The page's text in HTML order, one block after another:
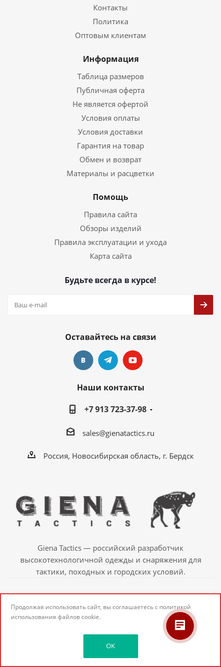
Контакты
Политика
Оптовым клиентам
Информация
Таблица размеров
Публичная оферта
Не является офертой
Условия оплаты
Условия доставки
Гарантия на товар
Обмен и возврат
Материалы и расцветки
Помощь
Правила сайта
Обзоры изделий
Правила эксплуатации и ухода
Карта сайта
Будьте всегда в курсе!
Оставайтесь на связи
Наши контакты
+7 913 723-37-98
sales@gienatactics.ru
Россия, Новосибирская область, г. Бердск
Giena Tactics — российский разработчик
высокотехнологичной одежды и снаряжения для
тактики, походных и городских условий.
экипировка
Продолжая использовать сайт, вы соглашаетесь с политикой
использования файлов cookie.
OK